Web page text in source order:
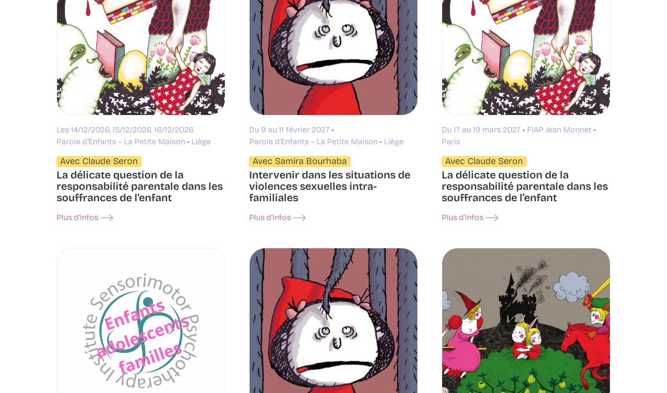
Les 14/12/2026, 15/12/2026, 16/12/2026
Parole d’Enfants – La Petite Maison
Liège
Avec Claude Seron
La délicate question de la
responsabilité parentale dans les
souffrances de l’enfant
Plus d’infos
Du 9 au 11 février 2027
Parole d’Enfants – La Petite Maison
Liège
Avec Samira Bourhaba
Intervenir dans les situations de
violences sexuelles intra-
familiales
Plus d’infos
Du 17 au 19 mars 2027
FIAP Jean Monnet
Paris
Avec Claude Seron
La délicate question de la
responsabilité parentale dans les
souffrances de l’enfant
Plus d’infos